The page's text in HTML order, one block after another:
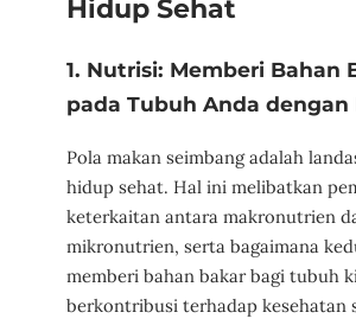
Hidup Sehat
1. Nutrisi: Memberi Bahan
pada Tubuh Anda dengan
Pola makan seimbang adalah
hidup sehat. Hal ini melibatkan
keterkaitan antara makronutrien
mikronutrien, serta bagaimana
memberi bahan bakar bagi tubuh
berkontribusi terhadap kesehatan